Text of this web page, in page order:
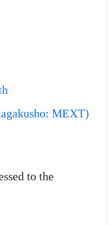
MEXT)
to the